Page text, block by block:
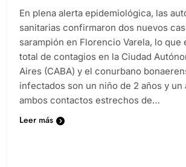
En plena alerta epidemiológica, las
sanitarias confirmaron dos nuevos
sarampión en Florencio Varela, lo que
total de contagios en la Ciudad
Aires (CABA) y el conurbano
infectados son un niño de 2 años y un
ambos contactos estrechos de…
Leer más